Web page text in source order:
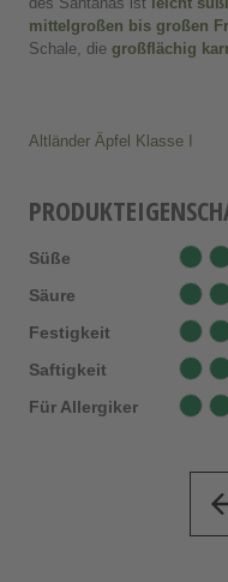
Süße
Säure
Festigkeit
Saftigkeit
Für Allergiker
mittelgroßen bis großen
Schale, die großflächig
Altländer Äpfel Klasse I